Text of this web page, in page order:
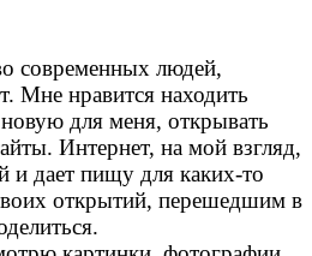
современных людей,
Мне нравится находить
для меня, открывать
Интернет, на мой взгляд,
и дает пищу для каких-то
открытий, перешедшим в